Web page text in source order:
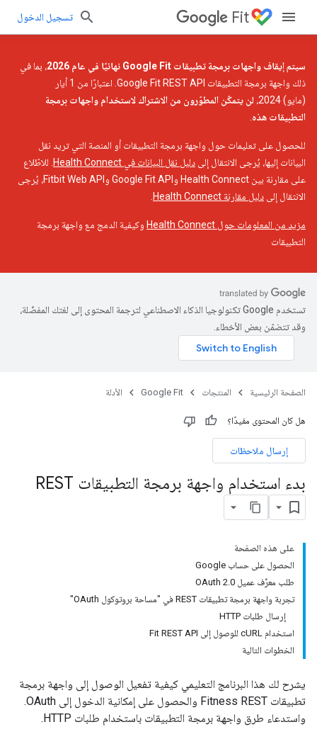
Fit تسجيل الدخول
سيتم إيقاف واجهات برمجة تطبيقات Google Fit نهائيًا في عام 2026
، بما في
ذلك واجهة برمجة التطبيقات Google Fit REST API. اعتبارًا من 1 أيار
(مايو) 2024،
لن يتمكّن المطوّرون من الاشتراك لاستخدام واجهات برمجة
التطبيقات هذه
للحصول على تعليمات حول واجهة برمجة التطبيقات أو المنصة التي تريد نقل
البيانات إليها، يُرجى الانتقال إلى دليل نقل البيانات في Health Connect
. للاطّلاع
على مقارنة بين Health Connect وGoogle Fit API وFitbit Web API، يُرجى
الانتقال إلى دليل مقارنة Health Connect
مزيد من المعلومات حول Health Connect
وكيفية الدمج مع واجهة برمجة
التطبيقات
تستخدم Google تكنولوجيا الذكاء الاصطناعي لترجمة المحتوى إلى لغتك المفضّلة،
وقد تتضمّن بعض الأخطاء.
الصفحة الرئيسية المنتجات Google Fit الأدلة
هل كان المحتوى مفيدًا؟
إرسال ملاحظات
بدء استخدام واجهة برمجة التطبيقات REST
على هذه الصفحة
الحصول على حساب Google
طلب معرِّف عميل OAuth 2.0
تجربة واجهة برمجة تطبيقات REST في "مساحة بروتوكول OAuth"
إرسال طلبات HTTP
استخدام cURL للوصول إلى Fit REST API
الخطوات التالية
يشرح لك هذا البرنامج التعليمي كيفية تفعيل الوصول إلى واجهة برمجة
تطبيقات Fitness REST والحصول على إمكانية الدخول إلى OAuth.
واستدعاء طرق واجهة برمجة التطبيقات باستخدام طلبات HTTP.